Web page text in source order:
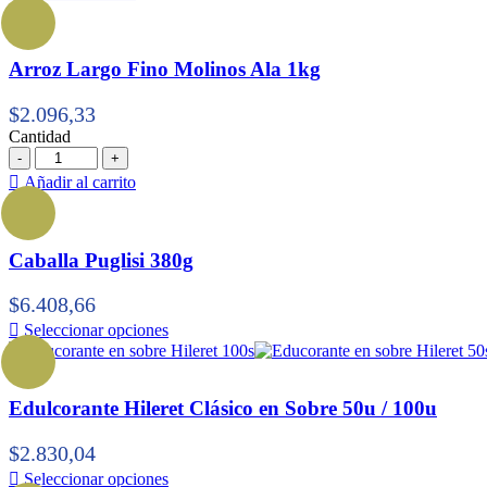
Arroz Largo Fino Molinos Ala 1kg
$2.096,33
Cantidad
Cantidad
Añadir al carrito
Caballa Puglisi 380g
$6.408,66
Seleccionar opciones
Edulcorante Hileret Clásico en Sobre 50u / 100u
$2.830,04
Seleccionar opciones